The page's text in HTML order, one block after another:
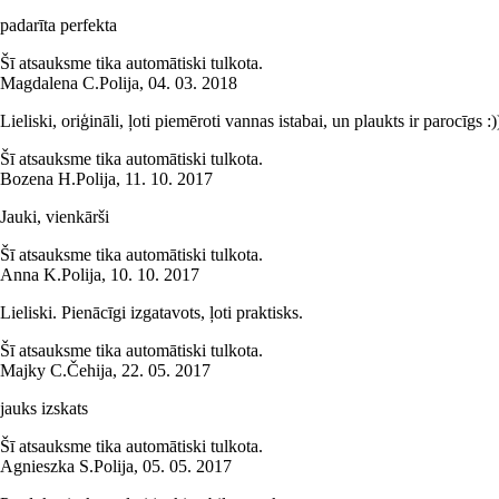
padarīta perfekta
Šī atsauksme tika automātiski tulkota.
Magdalena C.Polija, 04. 03. 2018
Lieliski, oriģināli, ļoti piemēroti vannas istabai, un plaukts ir parocīgs
Šī atsauksme tika automātiski tulkota.
Bozena H.Polija, 11. 10. 2017
Jauki, vienkārši
Šī atsauksme tika automātiski tulkota.
Anna K.Polija, 10. 10. 2017
Lieliski. Pienācīgi izgatavots, ļoti praktisks.
Šī atsauksme tika automātiski tulkota.
Majky C.Čehija, 22. 05. 2017
jauks izskats
Šī atsauksme tika automātiski tulkota.
Agnieszka S.Polija, 05. 05. 2017